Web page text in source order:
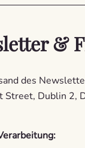
&
des
Street, Dublin 2,